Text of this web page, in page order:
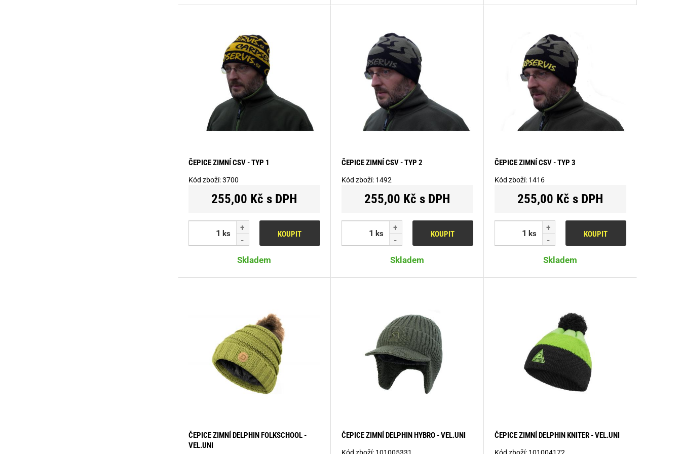
ČEPICE ZIMNÍ CSV - TYP 1
Kód zboží:3700
255,00 Kč s DPH
ks KOUPIT
Skladem
ČEPICE ZIMNÍ CSV - TYP 2
Kód zboží: 1492
255,00 Kč s DPH
ks KOUPIT
Skladem
ČEPICE ZIMNÍ CSV - TYP 3
Kód zboží: 1416
255,00 Kč s DPH
ks KOUPIT
Skladem
ČEPICE ZIMNÍ DELPHIN FOLKSCHOOL -
VEL.UNI
ČEPICE ZIMNÍ DELPHIN HYBRO - VEL.UNI ČEPICE ZIMNÍ DELPHIN KNITER - VEL.UNI